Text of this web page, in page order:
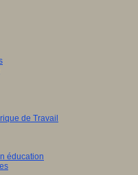
de Travail
éducation